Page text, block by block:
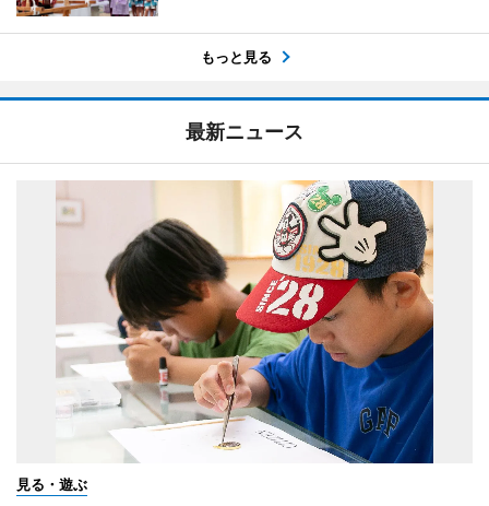
もっと見る
最新ニュース
見る・遊ぶ